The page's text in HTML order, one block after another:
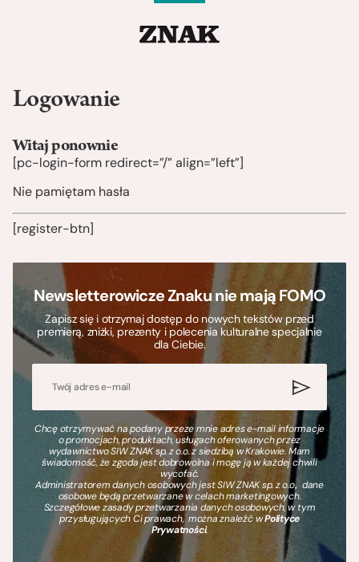
Logowanie
Witaj ponownie
[pc-login-form redirect=”/” align=”left”]
Nie pamiętam hasła
[register-btn]
Newsletterowicze Znaku nie mają FOMO
Zapisz się i otrzymaj dostęp do nowych tekstów przed
premierą, zniżki, prezenty i polecenia kulturalne specjalnie
dla Ciebie.
Chcę otrzymywać na podany przeze mnie adres e-mail informacje
o promocjach, produktach, usługach oferowanych przez
wydawnictwo SIW ZNAK sp. z o.o. z siedzibą w Krakowie. Mam
świadomość, że zgoda jest dobrowolna i mogę ją w każdej chwili
wycofać.
Administratorem danych osobowych jest SIW ZNAK sp. z o.o., dane
osobowe będą przetwarzane w celach marketingowych.
Szczegółowe zasady przetwarzania danych osobowych, w tym
przysługujących Ci prawach, można znaleźć wPolityce
Prywatności.